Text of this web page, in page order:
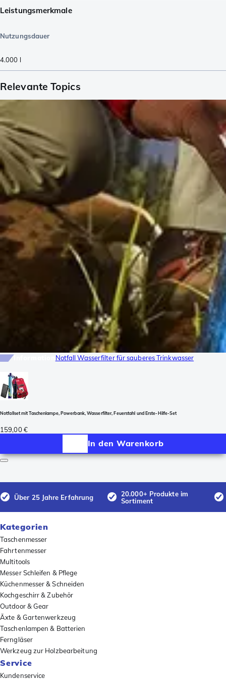
Leistungsmerkmale
Nutzungsdauer
4.000 l
Relevante Topics
Notfall Wasserfilter für sauberes Trinkwasser
Notfallset mit Taschenlampe, Powerbank, Wasserfilter, Feuerstahl und Erste-Hilfe-Set
159,00 €
In den Warenkorb
Über 25 Jahre Erfahrung
20.000+ Produkte im
Sortiment
Kategorien
Taschenmesser
Fahrtenmesser
Multitools
Messer Schleifen & Pflege
Küchenmesser & Schneiden
Kochgeschirr & Zubehör
Outdoor & Gear
Äxte & Gartenwerkzeug
Taschenlampen & Batterien
Ferngläser
Werkzeug zur Holzbearbeitung
Service
Kundenservice